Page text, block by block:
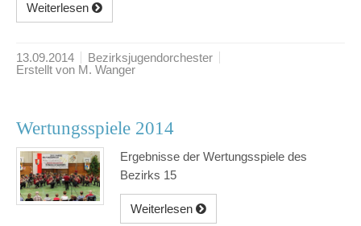
Weiterlesen
13.09.2014
Bezirksjugendorchester
Erstellt von M. Wanger
Wertungsspiele 2014
Ergebnisse der Wertungsspiele des
Bezirks 15
Weiterlesen